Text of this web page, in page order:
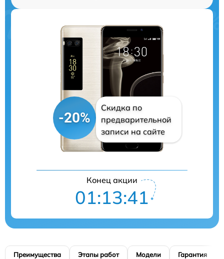
-20%
Скидка по
предварительной
записи на сайте
Конец акции
01:13:40
Преимущества Этапы работ Модели Гарантия